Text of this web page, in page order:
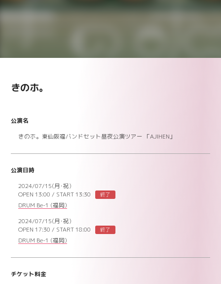
きのホ。
公演名
きのホ。東仙阪福バンドセット昼夜公演ツアー 「AJIHEN」
公演日時
2024/07/15(月･祝)
OPEN 13:00/ START 13:30 終了
DRUM Be-1 (福岡)
2024/07/15(月･祝)
OPEN 17:30/ START 18:00 終了
DRUM Be-1 (福岡)
チケット料金